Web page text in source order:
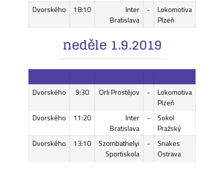
Dvorského
18:10
Inter
Bratislava
-
Lokomotiva
Plzeň
neděle 1.9.2019
Dvorského 9:30 Orli Prostějov -
Lokomotiva
Plzeň
Dvorského
11:20
Inter
Bratislava
-
Sokol
Pražský
Dvorského
13:10
Szombathelyi
Sportiskola
-
Snakes
Ostrava